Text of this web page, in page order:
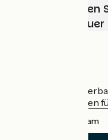
Wählen,
Ihr
Der nationale
offizielle Leitfaden
Instagram